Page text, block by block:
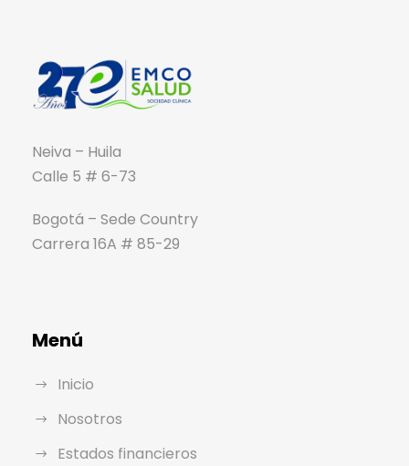
Neiva – Huila
Calle 5 # 6-73
Bogotá – Sede Country
Carrera 16A # 85-29
Menú
Inicio
Nosotros
Estados financieros